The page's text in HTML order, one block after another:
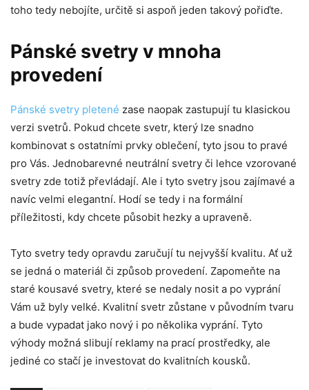
toho tedy nebojíte, určitě si aspoň jeden takový pořiďte.
Pánské svetry v mnoha
provedení
Pánské svetry pletené zase naopak zastupují tu klasickou
verzi svetrů. Pokud chcete svetr, který lze snadno
kombinovat s ostatními prvky oblečení, tyto jsou to pravé
pro Vás. Jednobarevné neutrální svetry či lehce vzorované
svetry zde totiž převládají. Ale i tyto svetry jsou zajímavé a
navíc velmi elegantní. Hodí se tedy i na formální
příležitosti, kdy chcete působit hezky a upraveně.
Tyto svetry tedy opravdu zaručují tu nejvyšší kvalitu. Ať už
se jedná o materiál či způsob provedení. Zapomeňte na
staré kousavé svetry, které se nedaly nosit a po vyprání
Vám už byly velké. Kvalitní svetr zůstane v původním tvaru
a bude vypadat jako nový i po několika vyprání. Tyto
výhody možná slibují reklamy na prací prostředky, ale
jediné co stačí je investovat do kvalitních kousků.